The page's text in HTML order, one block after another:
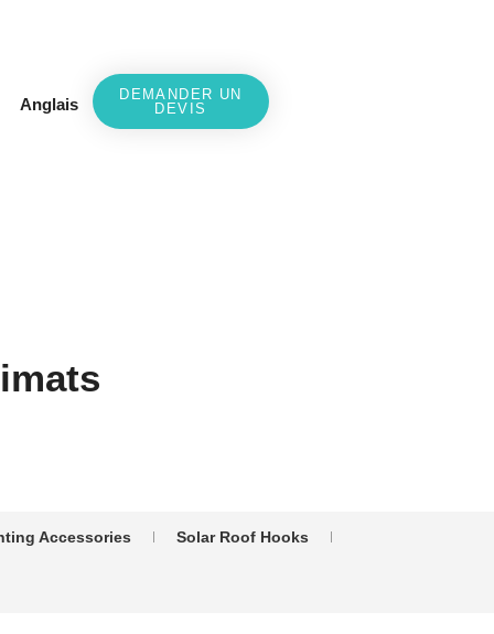
Anglais
DEMANDER UN
DEVIS
Accessories Solar Roof Hooks